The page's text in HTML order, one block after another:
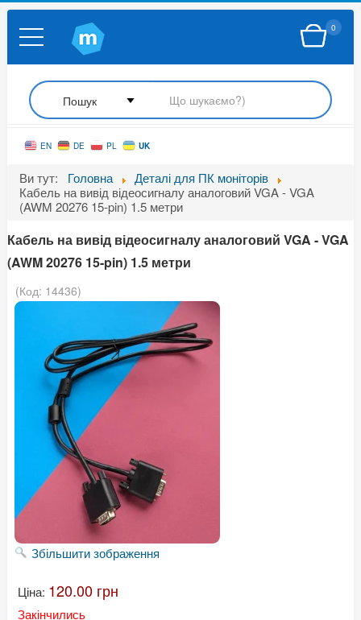
0
EN DE PL UK
Ви тут: Головна
Деталі для ПК моніторів
Кабель на вивід відеосигналу аналоговий VGA - VGA
(AWM 20276 15-pin) 1.5 метри
Кабель на вивід відеосигналу аналоговий VGA - VGA
(AWM 20276 15-pin) 1.5 метри
(Код: 14436)
Збільшити зображення
Ціна: 120.00 грн
Закінчились